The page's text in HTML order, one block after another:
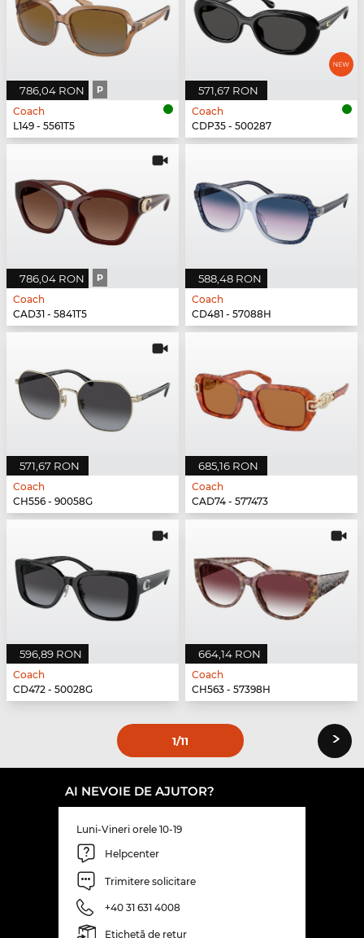
786,04 RON P
Coach
L149 - 5561T5
571,67 RON
Coach
CDP35 - 500287
786,04 RON P
Coach
CAD31 - 5841T5
588,48 RON
Coach
CD481 - 57088H
571,67 RON
Coach
CH556 - 90058G
685,16 RON
Coach
CAD74 - 577473
596,89 RON
Coach
CD472 - 50028G
664,14 RON
Coach
CH563 - 57398H
1/11 ›
AI NEVOIE DE AJUTOR?
Luni-Vineri orele 10-19
Helpcenter
Trimitere solicitare
+40 31 631 4008
Etichetă de retur